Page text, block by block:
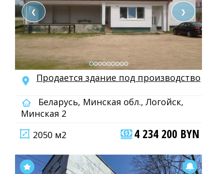
❮ ❯
Продается здание под производство
Беларусь, Минская обл., Логойск,
Минская 2
2050 м2
4 234 200 BYN